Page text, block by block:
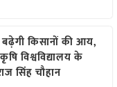
किसानों की आय,
विश्वविद्यालय के
सिंह चौहान